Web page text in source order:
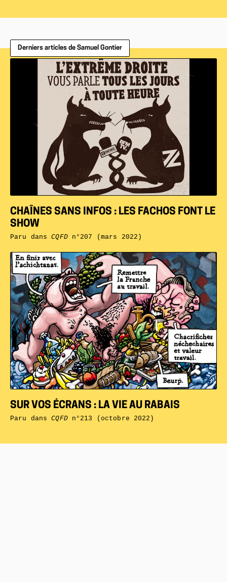
Derniers articles de Samuel Gontier
SUR VOS ÉCRANS : LA VIE AU RABAIS
Paru dansCQFDn°213 (octobre 2022)
CHAÎNES SANS INFOS : LES FACHOS FONT LE
SHOW
Paru dansCQFDn°207 (mars 2022)